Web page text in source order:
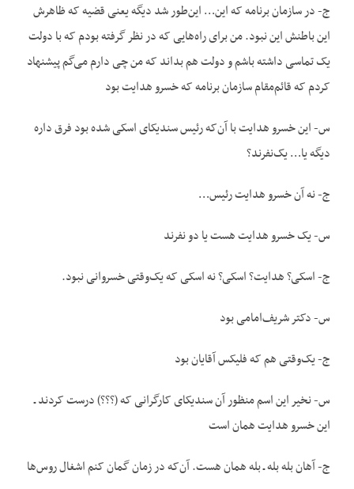
ج- در سازمان برنامه که این… این‌طور شد دیگه یعنی قضیه که ظاهرش
این باطنش این نبود. من برای راه‌هایی که در نظر گرفته بودم که با دولت
یک تماسی داشته باشم و دولت هم بداند که من چی دارم می‌گم پیشنهاد
کردم که قائم‌مقام سازمان برنامه که خسرو هدایت بود
س- این خسرو هدایت با آن‌که رئیس سندیکای اسکی شده بود فرق داره
دیگه یا… یک‌نفرند؟
ج- نه آن خسرو هدایت رئیس…
س- یک خسرو هدایت هست یا دو نفرند
ج- اسکی؟ هدایت؟ اسکی؟ نه اسکی که یک‌وقتی خسروانی نبود.
س- دکتر شریف‌امامی بود
ج- یک‌وقتی هم که فلیکس آقایان بود
س- نخیر این اسم منظور آن سندیکای کارگرانی که (؟؟؟) درست کردند ـ
این خسرو هدایت همان است
ج- آهان بله بله ـ بله همان هست. آن‌که در زمان گمان کنم اشغال روس‌ها